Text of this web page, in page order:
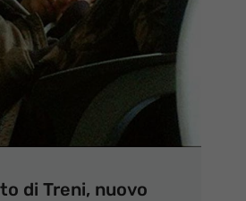
di Treni, nuovo